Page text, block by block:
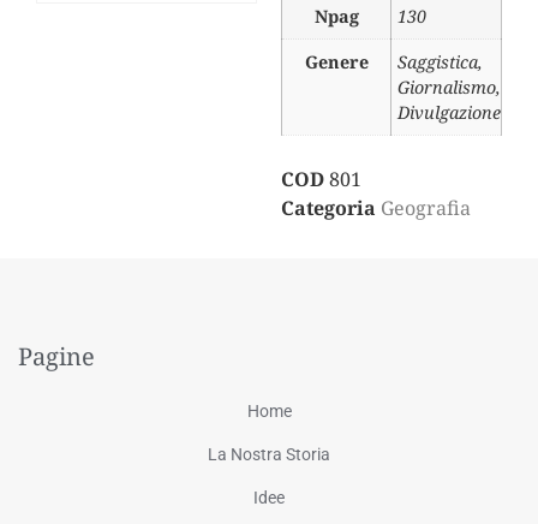
Npag
130
Genere
Saggistica,
Giornalismo,
Divulgazione
COD801
Categoria Geografia
Pagine
Home
La Nostra Storia
Idee